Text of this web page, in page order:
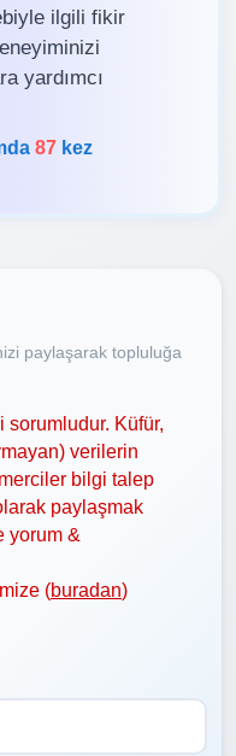
ilgili fikir
yardımcı
87 kez
paylaşarak topluluğa
sorumludur. Küfür,
verilerin
bilgi talep
paylaşmak
yorum &
(buradan)